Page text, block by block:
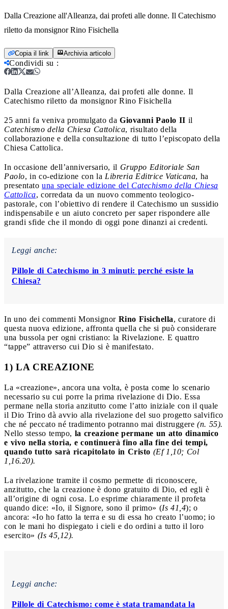
Dalla Creazione all'Alleanza, dai profeti alle donne. Il Catechismo
riletto da monsignor Rino Fisichella
Copia il link Archivia articolo
Condividi su :
Dalla Creazione all’Alleanza, dai profeti alle donne. Il
Catechismo riletto da monsignor Rino Fisichella
25 anni fa veniva promulgato da Giovanni Paolo II il
Catechismo della Chiesa Cattolica, risultato della
collaborazione e della consultazione di tutto l’episcopato della
Chiesa Cattolica.
In occasione dell’anniversario, il Gruppo Editoriale San
Paolo, in co-edizione con la Libreria Editrice Vaticana, ha
presentato una speciale edizione del Catechismo della Chiesa
Cattolica, corredata da un nuovo commento teologico-
pastorale, con l’obiettivo di rendere il Catechismo un sussidio
indispensabile e un aiuto concreto per saper rispondere alle
grandi sfide che il mondo di oggi pone dinanzi ai credenti.
Leggi anche:
Pillole di Catechismo in 3 minuti: perché esiste la
Chiesa?
In uno dei commenti Monsignor Rino Fisichella, curatore di
questa nuova edizione, affronta quella che si può considerare
una bussola per ogni cristiano: la Rivelazione. E quattro
“tappe” attraverso cui Dio si è manifestato.
1) LA CREAZIONE
La «creazione», ancora una volta, è posta come lo scenario
necessario su cui porre la prima rivelazione di Dio. Essa
permane nella storia anzitutto come l’atto iniziale con il quale
il Dio Trino dà avvio alla rivelazione del suo progetto salvifico
che né peccato né tradimento potranno mai distruggere (n. 55).
Nello stesso tempo, la creazione permane un atto dinamico
e vivo nella storia, e continuerà fino alla fine dei tempi,
quando tutto sarà ricapitolato in Cristo (Ef 1,10; Col
1,16.20).
La rivelazione tramite il cosmo permette di riconoscere,
anzitutto, che la creazione è dono gratuito di Dio, ed egli è
all’origine di ogni cosa. Lo esprime chiaramente il profeta
quando dice: «Io, il Signore, sono il primo» (Is 41,4); o
ancora: «Io ho fatto la terra e su di essa ho creato l’uomo; io
con le mani ho dispiegato i cieli e do ordini a tutto il loro
esercito» (Is 45,12).
Leggi anche:
Pillole di Catechismo: come è stata tramandata la